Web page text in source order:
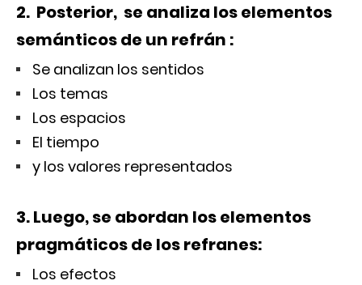
2. Posterior, se analiza los elementos
semánticos de un refrán :
Se analizan los sentidos
Los temas
Los espacios
El tiempo
y los valores representados
3. Luego, se abordan los elementos
pragmáticos de los refranes:
Los efectos